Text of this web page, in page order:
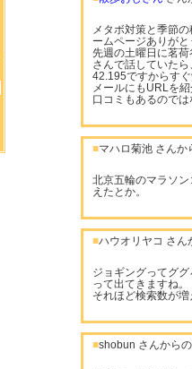
メタボ対策と季節
ームページありが
先週の土曜日に茗
さんで話していた
42.195ですからす
メールにもURLを
口コミもあるので
■マハロ菊池 さんか
北京五輪のマラソ
えたとか。
■ハウオリヤコ さん
ジョギングってグ
って出てきますね。
それほど検索数が
■shobun さんから